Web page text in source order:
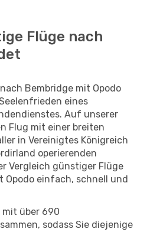
Flüge nach
Bembridge mit Opodo
eines
Auf unserer
Flug mit einer breiten
in Vereinigtes Königreich
operierenden
Vergleich günstiger Flüge
Opodo einfach, schnell und
mit über 690
sodass Sie diejenige